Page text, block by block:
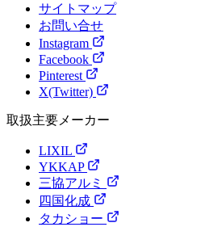
サイトマップ
お問い合せ
Instagram
Facebook
Pinterest
X(Twitter)
取扱主要メーカー
LIXIL
YKKAP
三協アルミ
四国化成
タカショー